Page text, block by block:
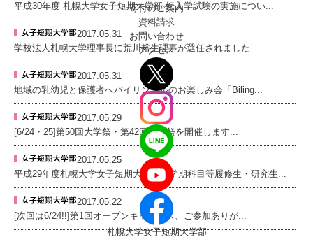
寄付のご案内
資料請求
お問い合わせ
アクセス
札幌大学女子短期大学部
平成30年度 札幌大学女子短期大学部 転入学試験の実施につい...
2017.05.31
学校法人札幌大学理事長に荒川裕生理事が選任されました
2017.05.31
地域の乳幼児と保護者へバイリンガルのお楽しみ会「Biling...
2017.05.29
[6/24・25]第50回大学祭・第42回文連祭を開催します...
2017.05.25
平成29年度札幌大学女子短期大学部秋学期科目等履修生・研究生...
2017.05.22
[次回は6/24!!]第1回オープンキャンパス、ご参加ありが...